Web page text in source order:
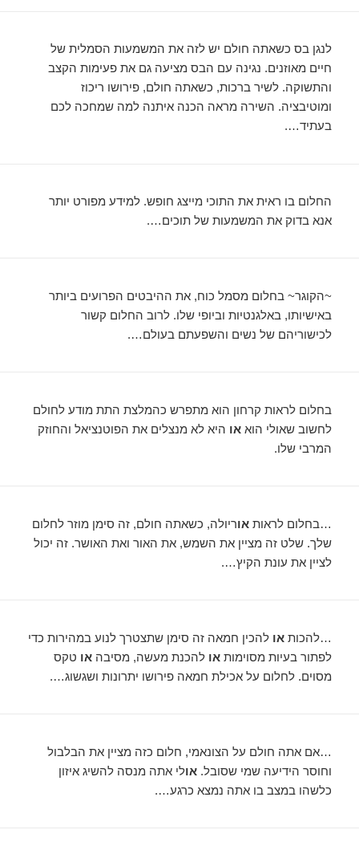
לנגן בס כשאתה חולם יש לזה את המשמעות הסמלית של
חיים מאוזנים. נגינה עם הבס מציעה גם את פעימות הקצב
והתשוקה. לשיר ברכות, כשאתה חולם, פירושו ריכוז
ומוטיבציה. השירה מראה הכנה איתנה למה שמחכה לכם
בעתיד….
החלום בו ראית את התוכי מייצג חופש. למידע מפורט יותר
אנא בדוק את המשמעות של תוכים….
~הקוגר~ בחלום מסמל כוח, את ההיבטים הפרועים ביותר
באישיותו, באלגנטיות וביופי שלו. לרוב החלום קשור
לכישוריהם של נשים והשפעתם בעולם….
בחלום לראות קרחון הוא מתפרש כהמלצת התת מודע לחולם
לחשוב שאולי הואאו היא לא מנצלים את הפוטנציאל והחוזק
המרבי שלו.
…בחלום לראותאוריולה, כשאתה חולם, זה סימן מוזר לחלום
שלך. שלט זה מציין את השמש, את האור ואת האושר. זה יכול
לציין את עונת הקיץ….
…להכותאו להכין חמאה זה סימן שתצטרך לנוע במהירות כדי
לפתור בעיות מסוימותאו להכנת מעשה, מסיבהאו טקס
מסוים. לחלום על אכילת חמאה פירושו יתרונות ושגשוג….
…אם אתה חולם על הצונאמי, חלום כזה מציין את הבלבול
וחוסר הידיעה שמי שסובל.אולי אתה מנסה להשיג איזון
כלשהו במצב בו אתה נמצא כרגע….